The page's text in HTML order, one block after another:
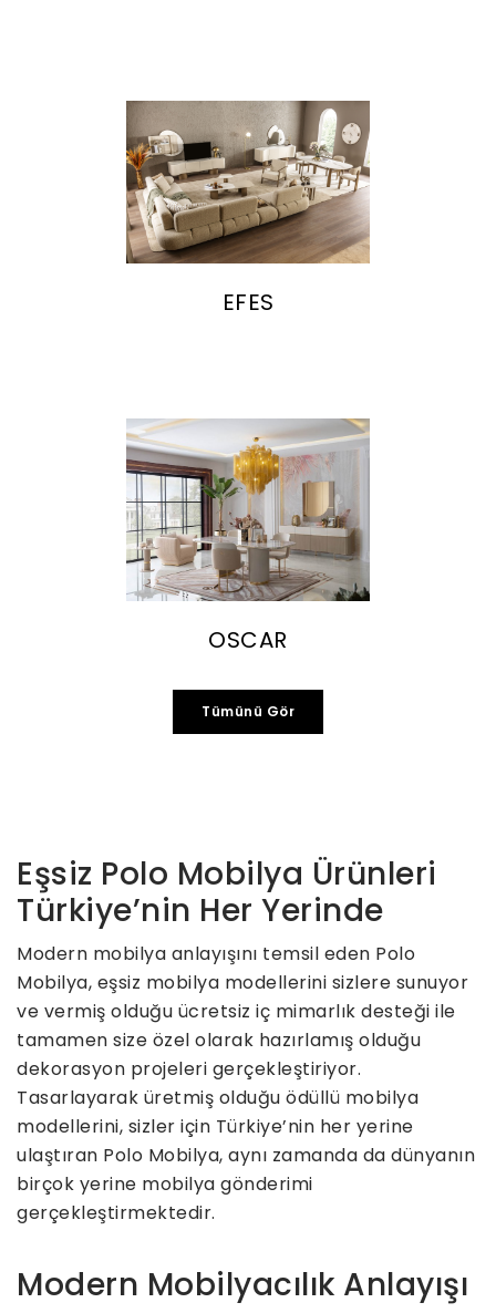
EFES
OSCAR
Tümünü Gör
Eşsiz Polo Mobilya Ürünleri
Türkiye’nin Her Yerinde
Modern mobilya anlayışını temsil eden Polo
Mobilya, eşsiz mobilya modellerini sizlere sunuyor
ve vermiş olduğu ücretsiz iç mimarlık desteği ile
tamamen size özel olarak hazırlamış olduğu
dekorasyon projeleri gerçekleştiriyor.
Tasarlayarak üretmiş olduğu ödüllü mobilya
modellerini, sizler için Türkiye’nin her yerine
ulaştıran Polo Mobilya, aynı zamanda da dünyanın
birçok yerine mobilya gönderimi
gerçekleştirmektedir.
Modern Mobilyacılık Anlayışı